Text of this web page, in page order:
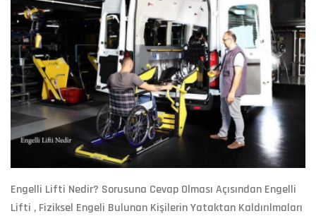
Engelli Lifti Nedir? Sorusuna Cevap Olması Açısından Engelli
Lifti , Fiziksel Engeli Bulunan Kişilerin Yataktan Kaldırılmaları